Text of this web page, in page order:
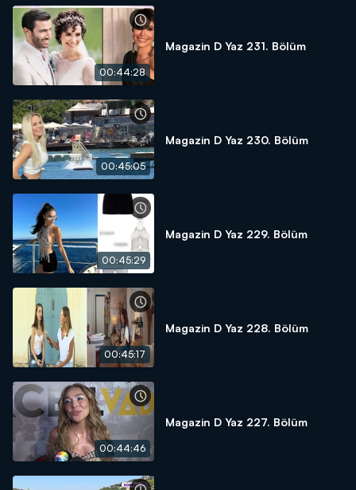
00:44:28
Magazin D Yaz 231. Bölüm
00:45:05
Magazin D Yaz 230. Bölüm
00:45:29
Magazin D Yaz 229. Bölüm
00:45:17
Magazin D Yaz 228. Bölüm
00:44:46
Magazin D Yaz 227. Bölüm